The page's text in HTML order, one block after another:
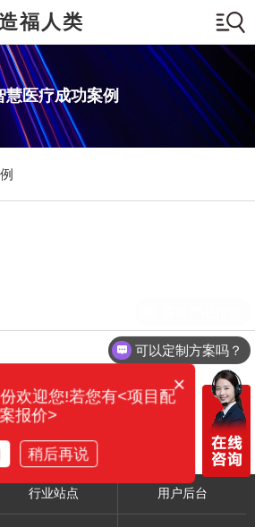
福人类
慧医疗成功案例
行业站点 用户后台
可以定制方案吗？
×
欢迎您!若您有<项目配
报价>
稍后再说